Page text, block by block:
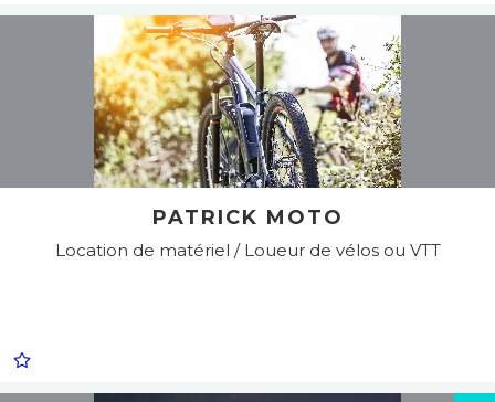
PATRICK MOTO
Location de matériel / Loueur de vélos ou VTT